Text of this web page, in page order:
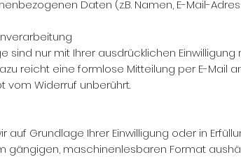
Daten (z.B. Namen, E-Mail-
nur mit Ihrer ausdrücklichen
reicht eine formlose Mitteilung per E-Mail
vom Widerruf unberührt.
auf Grundlage Ihrer Einwilligung oder in
gängigen, maschinenlesbaren Format